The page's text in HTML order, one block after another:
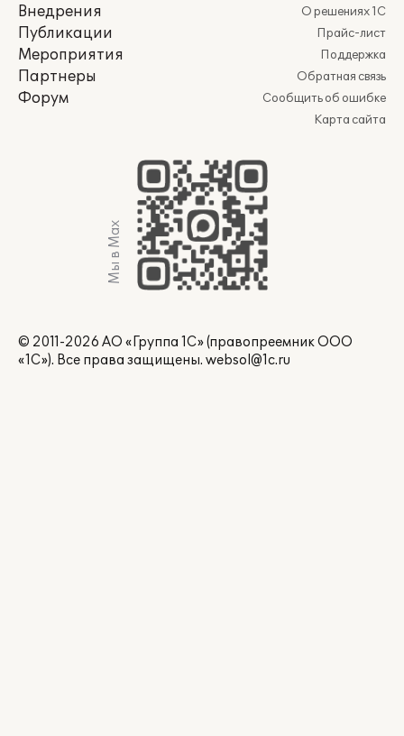
Внедрения
Публикации
Мероприятия
Партнеры
Форум
О решениях 1С
Прайс-лист
Поддержка
Обратная связь
Сообщить об ошибке
Карта сайта
Мы в Max
© 2011-2026 АО «Группа 1С» (правопреемник ООО
«1С»). Все права защищены. websol@1c.ru